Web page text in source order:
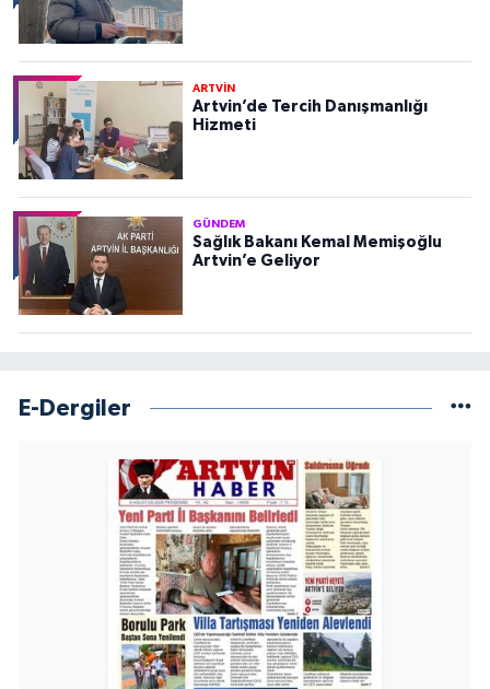
ARTVİN
Artvin’de Tercih Danışmanlığı
Hizmeti
GÜNDEM
Sağlık Bakanı Kemal Memişoğlu
Artvin’e Geliyor
E-Dergiler